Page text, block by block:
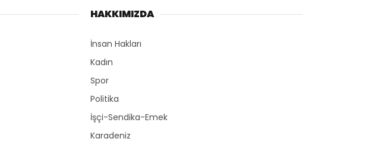
HAKKIMIZDA
İnsan Hakları
Kadın
Spor
Politika
İşçi-Sendika-Emek
Karadeniz